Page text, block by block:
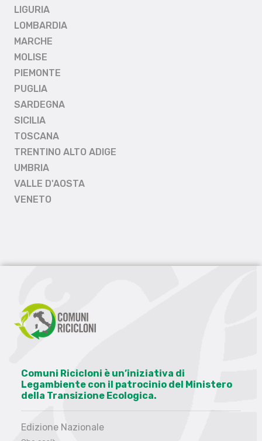
LIGURIA
LOMBARDIA
MARCHE
MOLISE
PIEMONTE
PUGLIA
SARDEGNA
SICILIA
TOSCANA
TRENTINO ALTO ADIGE
UMBRIA
VALLE D'AOSTA
VENETO
Comuni Ricicloni è un’iniziativa di
Legambiente con il patrocinio del Ministero
della Transizione Ecologica.
Edizione Nazionale